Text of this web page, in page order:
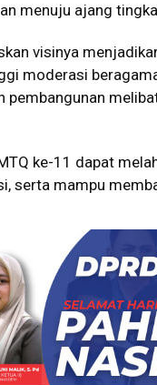
menuju ajang
visinya
moderasi
ke-11 dapat
serta mampu